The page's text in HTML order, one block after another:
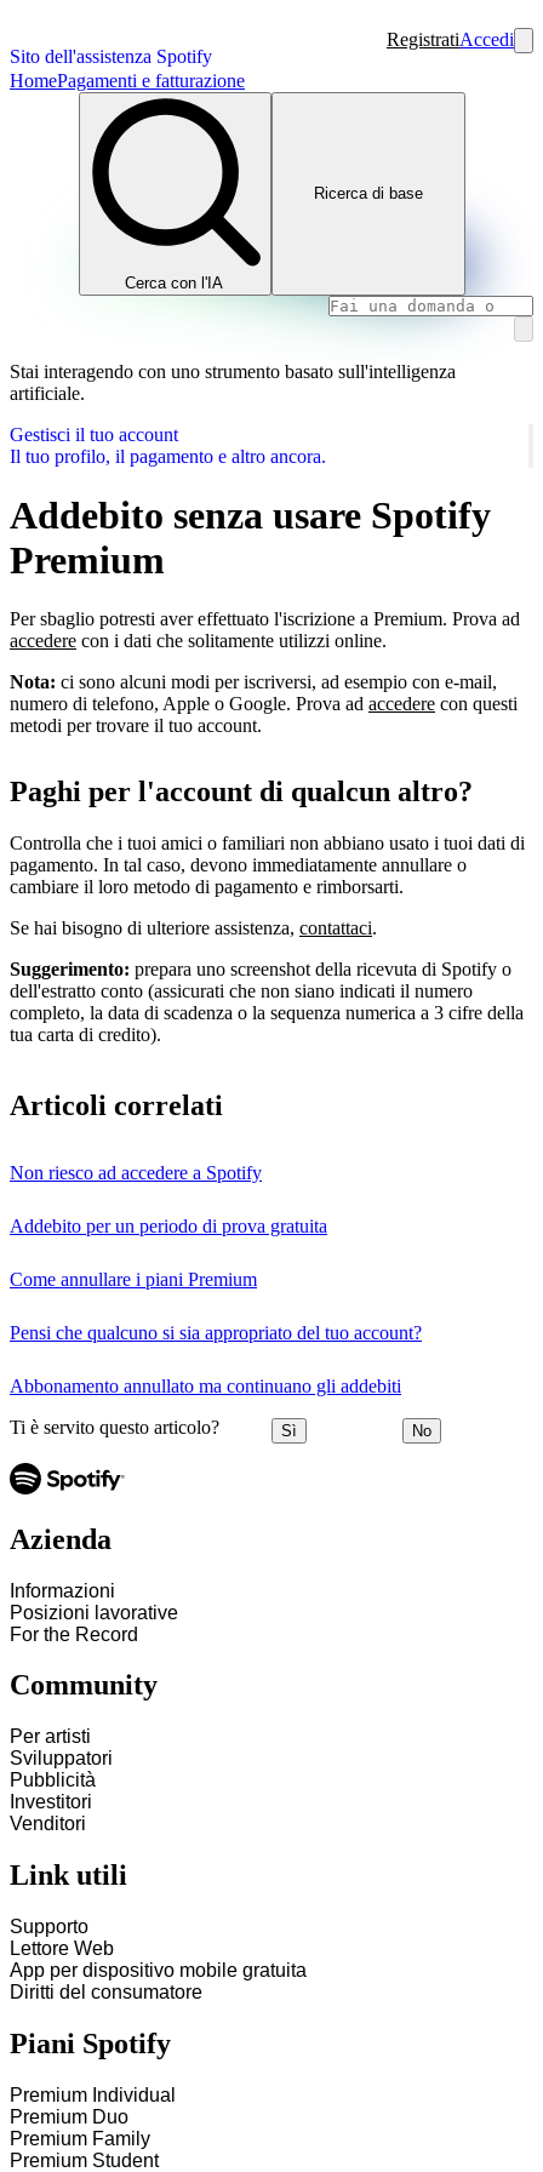
Sito dell'assistenza Spotify
RegistratiAccedi
HomePagamenti e fatturazione
Cerca con l'IA
Ricerca di base
Stai interagendo con uno strumento basato sull'intelligenza
artificiale.
Gestisci il tuo account
Il tuo profilo, il pagamento e altro ancora.
Addebito senza usare Spotify
Premium
Per sbaglio potresti aver effettuato l'iscrizione a Premium. Prova ad
accedere con i dati che solitamente utilizzi online.
Nota: ci sono alcuni modi per iscriversi, ad esempio con e-mail,
numero di telefono, Apple o Google. Prova ad accedere con questi
metodi per trovare il tuo account.
Paghi per l'account di qualcun altro?
Controlla che i tuoi amici o familiari non abbiano usato i tuoi dati di
pagamento. In tal caso, devono immediatamente annullare o
cambiare il loro metodo di pagamento e rimborsarti.
Se hai bisogno di ulteriore assistenza, contattaci.
Suggerimento: prepara uno screenshot della ricevuta di Spotify o
dell'estratto conto (assicurati che non siano indicati il numero
completo, la data di scadenza o la sequenza numerica a 3 cifre della
tua carta di credito).
Articoli correlati
Non riesco ad accedere a Spotify
Addebito per un periodo di prova gratuita
Come annullare i piani Premium
Pensi che qualcuno si sia appropriato del tuo account?
Abbonamento annullato ma continuano gli addebiti
Ti è servito questo articolo? Sì No
Azienda
Informazioni
Posizioni lavorative
For the Record
Community
Per artisti
Sviluppatori
Pubblicità
Investitori
Venditori
Link utili
Supporto
Lettore Web
App per dispositivo mobile gratuita
Diritti del consumatore
Piani Spotify
Premium Individual
Premium Duo
Premium Family
Premium Student